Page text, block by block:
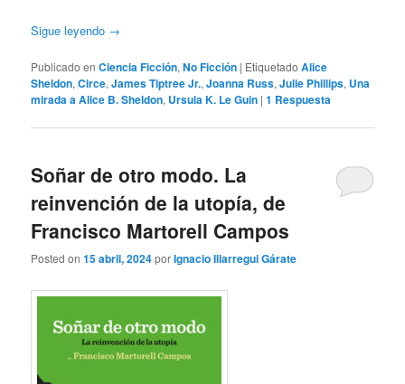
Sigue leyendo →
Publicado en Ciencia Ficción,No Ficción | Etiquetado Alice
Sheldon,Circe,James Tiptree Jr.,Joanna Russ,Julie Phillips, Una
mirada a Alice B. Sheldon, Ursula K. Le Guin |1 Respuesta
Soñar de otro modo. La
reinvención de la utopía, de
Francisco Martorell Campos
Posted on15 abril, 2024porIgnacio Illarregui Gárate